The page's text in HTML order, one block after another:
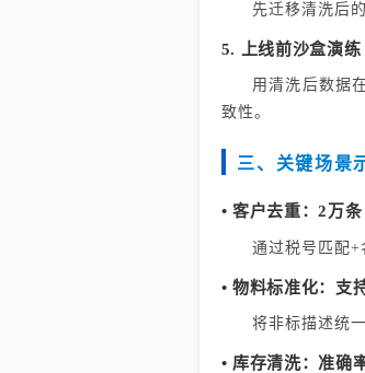
先迁移清洗后
5. 上线前沙盒演练
用清洗后数据
致性。
三、关键场景
• 客户去重：2万
通过税号匹配+
• 物料标准化：支
将非标描述统
• 库存清洗：准